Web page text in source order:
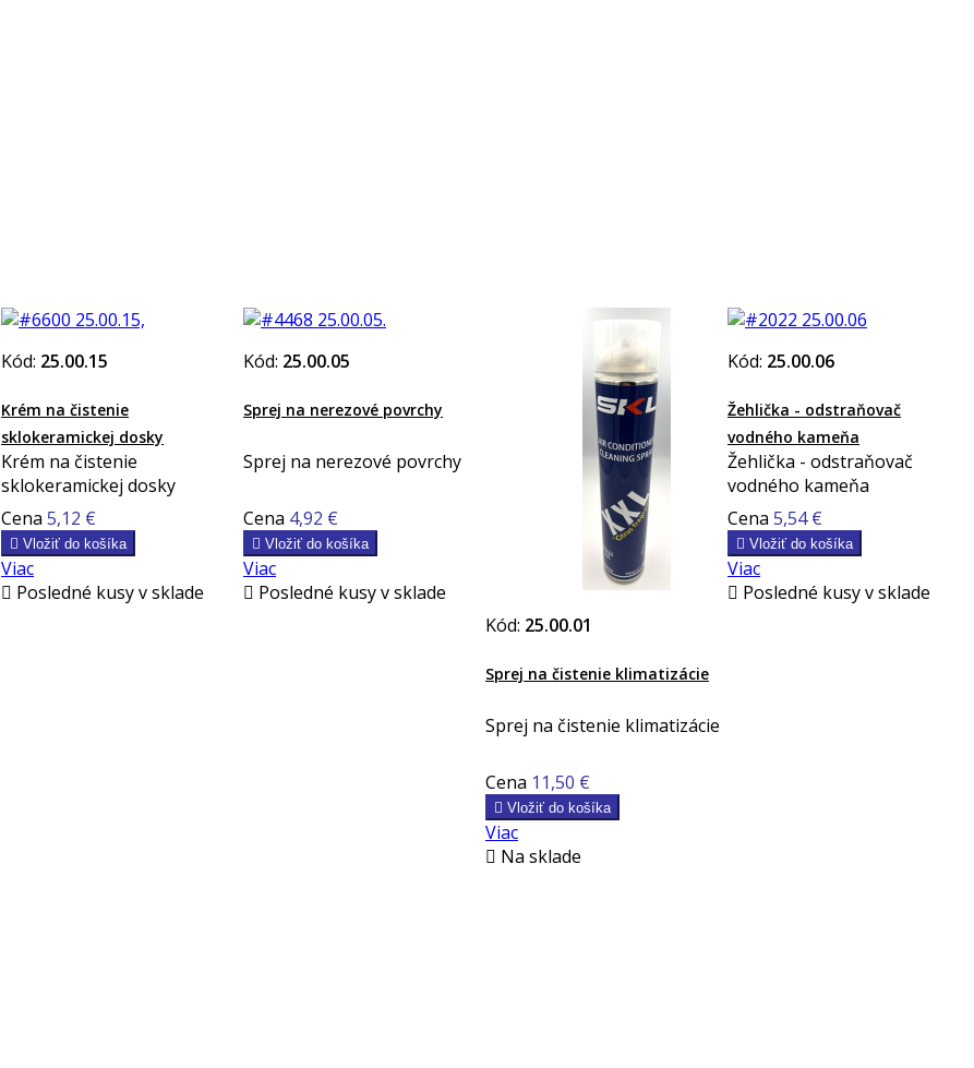
Kód: 25.00.15
Krém na čistenie
sklokeramickej dosky
Krém na čistenie
sklokeramickej dosky
Cena 5,12 €
 Vložiť do košíka
Viac
 Posledné kusy v sklade
Kód: 25.00.05
Sprej na nerezové povrchy
Sprej na nerezové povrchy
Cena 4,92 €
 Vložiť do košíka
Viac
 Posledné kusy v sklade
Kód: 25.00.01
Sprej na čistenie klimatizácie
Sprej na čistenie klimatizácie
Cena 11,50 €
 Vložiť do košíka
Viac
 Na sklade
Kód: 25.00.06
Žehlička - odstraňovač
vodného kameňa
Žehlička - odstraňovač
vodného kameňa
Cena 5,54 €
 Vložiť do košíka
Viac
 Posledné kusy v sklade